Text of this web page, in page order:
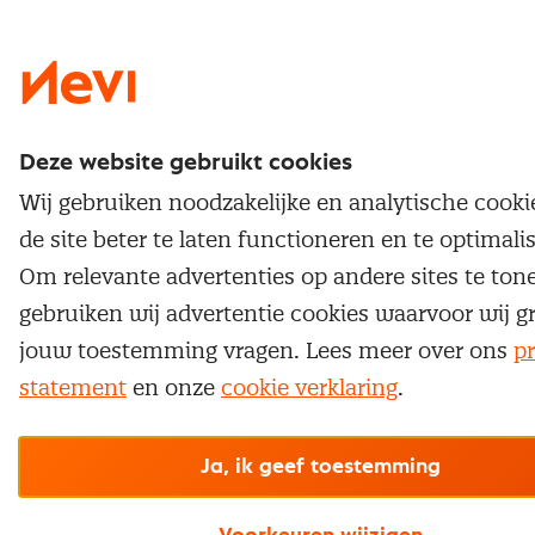
Nevi 2
Deze website gebruikt cookies
Wij gebruiken noodzakelijke en analytische
de site beter te laten functioneren en te
Om relevante advertenties op andere sites te
gebruiken wij advertentie cookies waarvoor wij
jouw toestemming vragen. Lees meer over ons
statement en onze cookie verklaring.
Ja, ik geef toestemming